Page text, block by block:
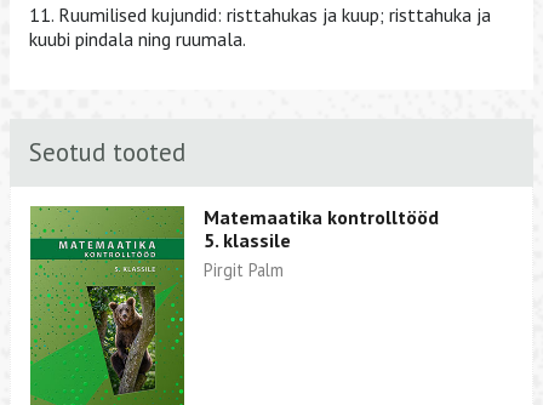
11. Ruumilised kujundid: risttahukas ja kuup; risttahuka ja
kuubi pindala ning ruumala.
Seotud tooted
Matemaatika kontrolltööd
5. klassile
Pirgit Palm